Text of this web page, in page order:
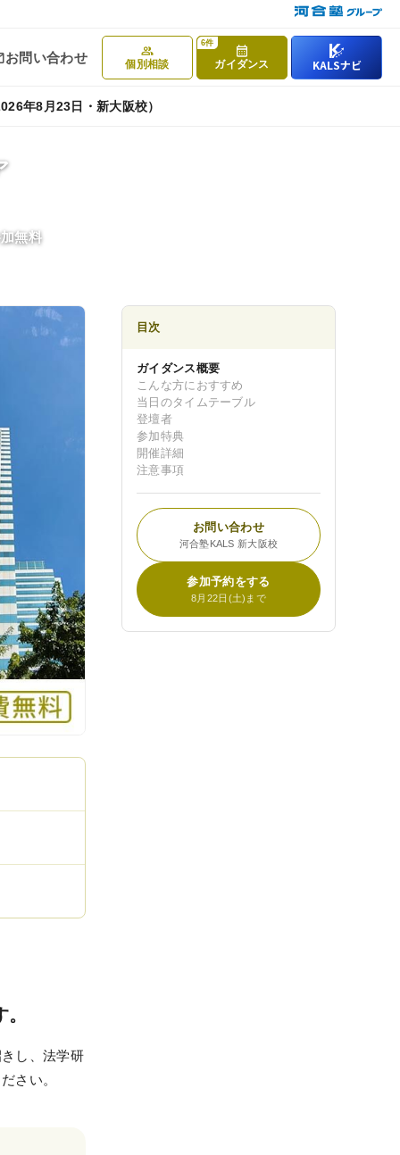
お問い合わせ 個別相談 ガイダンス
6件
KALSナビ
講義サンプル動画
合格体験記
年8月23日・新大阪校）
無料
し、法学研
さい。
目次
ガイダンス概要
こんな方におすすめ
当日のタイムテーブル
登壇者
参加特典
開催詳細
注意事項
お問い合わせ
河合塾KALS 新大阪校
参加予約をする
8月22日(土)まで